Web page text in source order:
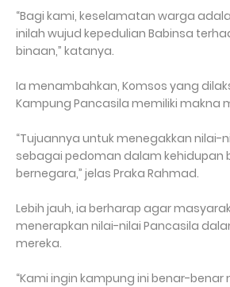
“Bagi kami, keselamatan warga
inilah wujud kepedulian Babinsa
binaan,” katanya.
Ia menambahkan, Komsos yang
Kampung Pancasila memiliki makna
“Tujuannya untuk menegakkan nilai-
sebagai pedoman dalam kehidupan
bernegara,” jelas Praka Rahmad.
Lebih jauh, ia berharap agar
menerapkan nilai-nilai Pancasila
mereka.
“Kami ingin kampung ini benar-benar